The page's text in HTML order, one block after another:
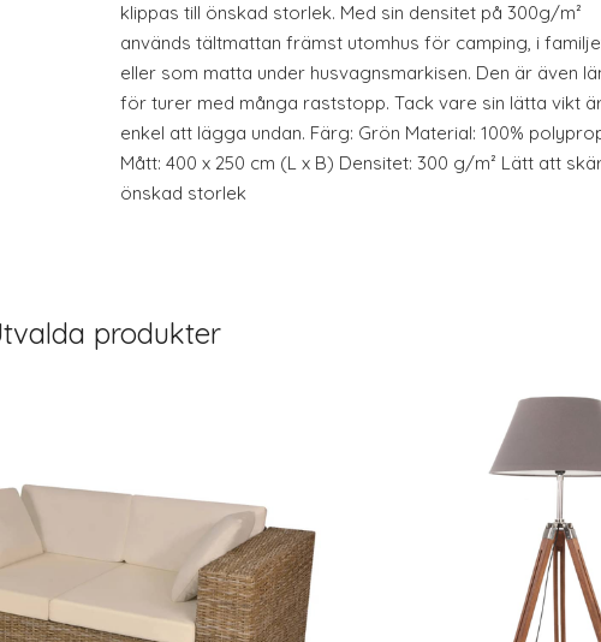
klippas till önskad storlek. Med sin densitet på 300g/m²
används tältmattan främst utomhus för camping, i
eller som matta under husvagnsmarkisen. Den är även
för turer med många raststopp. Tack vare sin lätta vikt
enkel att lägga undan. Färg: Grön Material: 100%
Mått: 400 x 250 cm (L x B) Densitet: 300 g/m² Lätt att
önskad storlek
produkter